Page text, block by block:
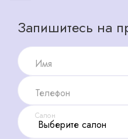
Запишитесь на
Имя
Телефон
Салон